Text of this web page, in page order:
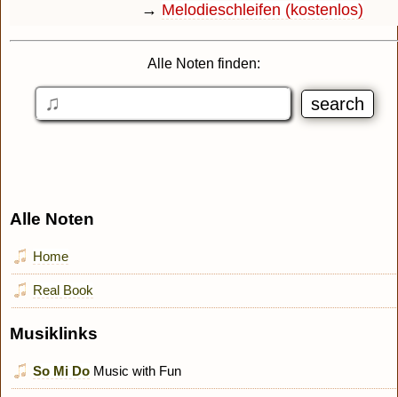
→ Melodieschleifen (kostenlos)
Alle Noten finden:
Alle Noten
Home
Real Book
Musiklinks
So Mi Do Music with Fun